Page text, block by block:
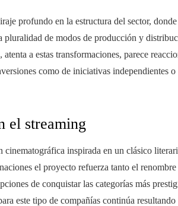
profundo en la estructura del sector,
pluralidad de modos de producción y
a estas transformaciones, parece
como de iniciativas independientes
el streaming
inspirada en un clásico
el proyecto refuerza tanto el
de conquistar las categorías más
este tipo de compañías continúa resultando